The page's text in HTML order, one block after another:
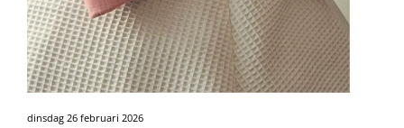
dinsdag 26 februari 2026